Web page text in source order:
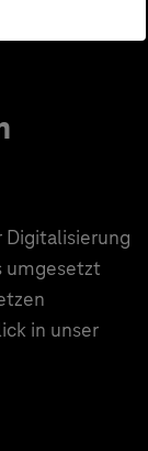
Digitalisierung
umgesetzt
in unser